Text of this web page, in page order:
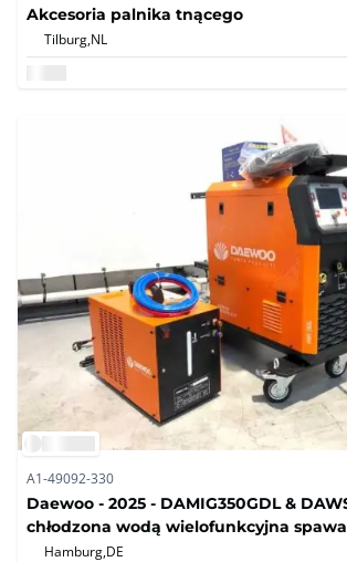
Akcesoria palnika tnącego
Tilburg,NL
A1-49092-330
Daewoo - 2025 - DAMIG350GDL &
chłodzona wodą wielofunkcyjna
Hamburg,DE